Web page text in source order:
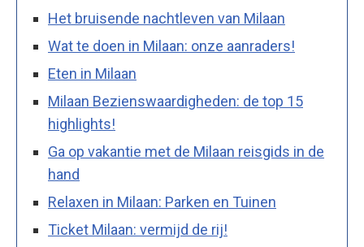
Het bruisende nachtleven van Milaan
Wat te doen in Milaan: onze aanraders!
Eten in Milaan
Milaan Bezienswaardigheden: de top 15
highlights!
Ga op vakantie met de Milaan reisgids in de
hand
Relaxen in Milaan: Parken en Tuinen
Ticket Milaan: vermijd de rij!